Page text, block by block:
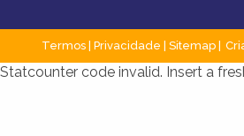
Termos Privacidade Sitemap
Statcounter code invalid. Insert a